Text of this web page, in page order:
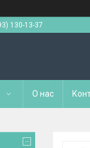
130-13-37
О нас